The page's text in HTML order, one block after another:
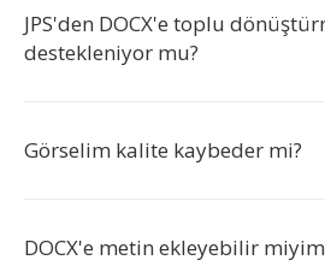
JPS'den DOCX'e toplu
destekleniyor mu?
Görselim kalite kaybeder mi?
DOCX'e metin ekleyebilir